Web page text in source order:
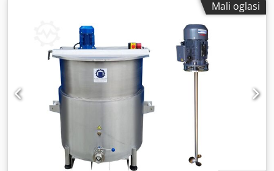
dostupno s drugim vrstama miješala i u drugim
veličinama. Volumen: 152 l Dimenzije cca.: Ø 660 mm x
cilindrična visina 625 mm Ukupna visina: 910 mm (+ motor
miješala) Materijal: 1.4301 nehrđajući čelik V2A Površina:
IIIc / 2B Zavareni spojevi brušeni Maks. radna temperatura:
110°C Radni tlak spremnika: atmosferski - Stacionarna
izvedba na kotačima - Gornji poklopac: preklopni poklopac,
1/2 vijčani, 1/2 preklopni s rešetkama od nehrđajućeg lima
kao zaštita od zahvaćanja (izvadive) - Donja strana: ravno
dno sa bočnim izlazom DN50 DIN11851 i klizni ventil, brtva
EPDM - Priključak prirubnice miješala na gornjoj plohi - 2x
ručke za guranje - 1x natpisna pločica Miješalo: Dedpfx
Aisym Ucljvock Propelersko miješalo Snaga: 0,25 kW Brzina
Mali oglasi